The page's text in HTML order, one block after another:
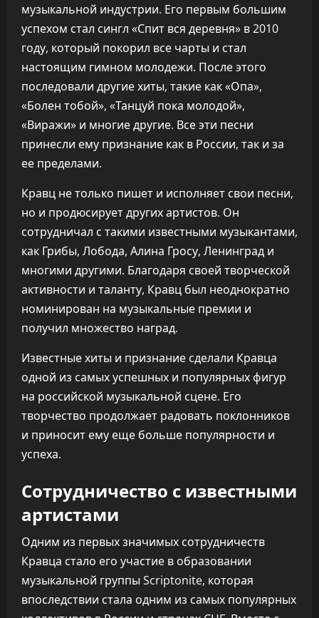
музыкальной индустрии. Его первым большим
успехом стал сингл «Спит вся деревня» в 2010
году, который покорил все чарты и стал
настоящим гимном молодежи. После этого
последовали другие хиты, такие как «Опа»,
«Болен тобой», «Танцуй пока молодой»,
«Виражи» и многие другие. Все эти песни
принесли ему признание как в России, так и за
ее пределами.
Кравц не только пишет и исполняет свои песни,
но и продюсирует других артистов. Он
сотрудничал с такими известными музыкантами,
как Грибы, Лобода, Алина Гросу, Ленинград и
многими другими. Благодаря своей творческой
активности и таланту, Кравц был неоднократно
номинирован на музыкальные премии и
получил множество наград.
Известные хиты и признание сделали Кравца
одной из самых успешных и популярных фигур
на российской музыкальной сцене. Его
творчество продолжает радовать поклонников
и приносит ему еще больше популярности и
успеха.
Сотрудничество с известными
артистами
Одним из первых значимых сотрудничеств
Кравца стало его участие в образовании
музыкальной группы Scriptonite, которая
впоследствии стала одним из самых популярных